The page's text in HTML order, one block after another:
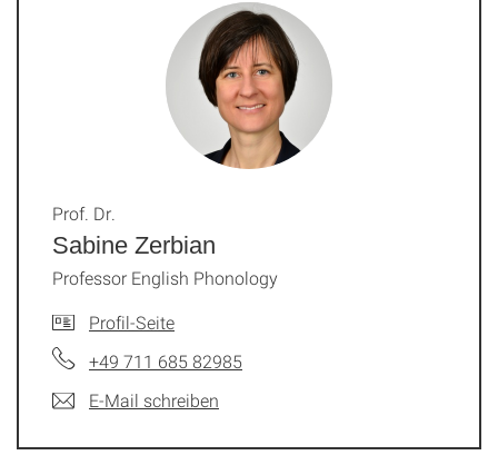
Sabine Zerbian
Prof. Dr.
Professor English Phonology
Profil-Seite
+49 711 685 82985
E-Mail schreiben